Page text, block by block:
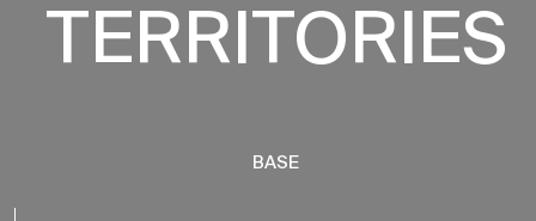
TERRITORIES
BASE